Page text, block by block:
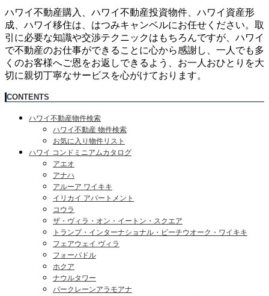
ハワイ不動産購入、ハワイ不動産投資物件、ハワイ資産形
成、ハワイ移住は、はつみキャンベルにお任せください。取
引に必要な知識や交渉テクニックはもちろんですが、ハワイ
で不動産のお仕事ができることに心から感謝し、一人でも多
くのお客様へご恩をお返しできるよう、お一人おひとりを大
切に親切丁寧なサービスを心がけております。
CONTENTS
ハワイ不動産物件検索
ハワイ不動産 物件検索
お気に入り物件リスト
ハワイ コンドミニアムカタログ
アエオ
アナハ
アルーア ワイキキ
イリカイ アパートメント
コウラ
ザ・ヴィラ・オン・イートン・スクエア
トランプ・インターナショナル・ビーチウオーク・ワイキキ
フェアウェイ ヴィラ
フォーパドル
ホクア
ナウルタワー
パークレーンアラモアナ